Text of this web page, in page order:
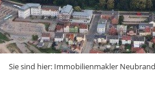
Sie sind hier: Immobilienmakler